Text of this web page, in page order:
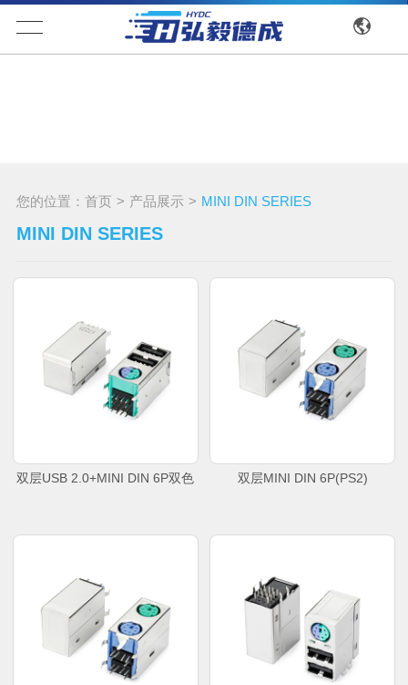
MINI DIN SERIES
您的位置： 首页 > 产品展示 > MINI DIN SERIES
双层USB 2.0+MINI DIN 6P双色 双层MINI DIN 6P(PS2)